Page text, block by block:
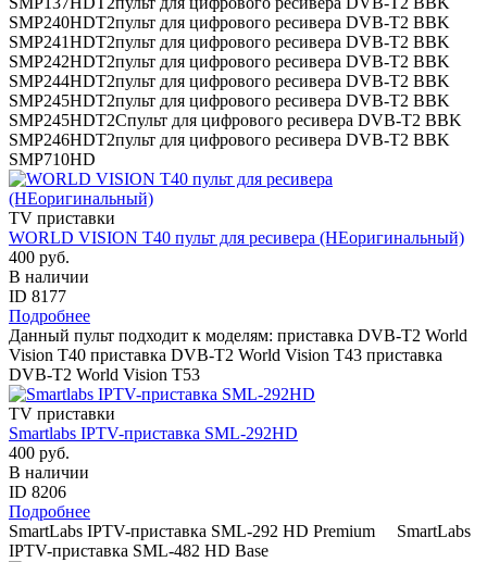
SMP240HDT2пульт для цифрового ресивера DVB-T2 BBK
SMP241HDT2пульт для цифрового ресивера DVB-T2 BBK
SMP242HDT2пульт для цифрового ресивера DVB-T2 BBK
SMP244HDT2пульт для цифрового ресивера DVB-T2 BBK
SMP245HDT2пульт для цифрового ресивера DVB-T2 BBK
SMP245HDT2Cпульт для цифрового ресивера DVB-T2 BBK
SMP246HDT2пульт для цифрового ресивера DVB-T2 BBK
SMP710HD
TV приставки
WORLD VISION T40 пульт для ресивера (НЕоригинальный)
400 руб.
В наличии
ID 8177
Подробнее
Данный пульт подходит к моделям: приставка DVB-T2 World
Vision T40 приставка DVB-T2 World Vision T43 приставка
DVB-T2 World Vision T53
TV приставки
Smartlabs IPTV-приставка SML-292HD
400 руб.
В наличии
ID 8206
Подробнее
SmartLabs IPTV-приставка SML-292 HD Premium SmartLabs
IPTV-приставка SML-482 HD Base